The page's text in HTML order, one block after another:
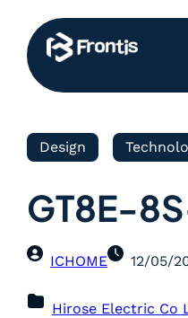
Design
GT8E-
ICHOME 12/05/
Hirose Electric Co